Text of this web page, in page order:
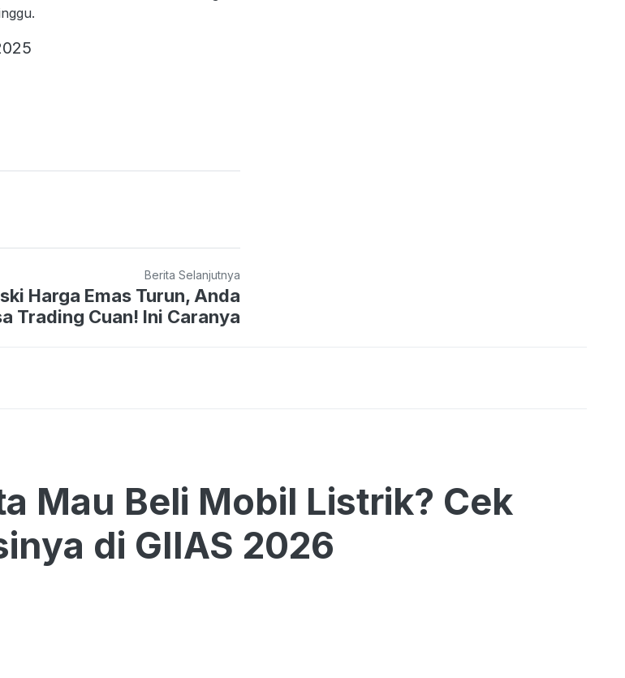
Berita Selanjutnya
Harga Emas Turun, Anda
Trading Cuan! Ini Caranya
Mau Beli Mobil Listrik? Cek
di GIIAS 2026